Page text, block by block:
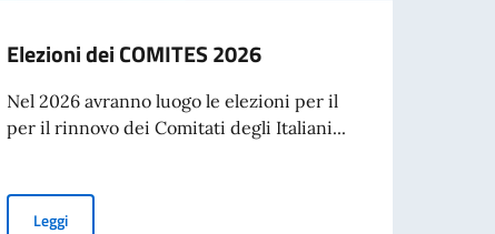
Elezioni dei COMITES 2026
Nel 2026 avranno luogo le elezioni per il
per il rinnovo dei Comitati degli Italiani...
LeggiElezioni dei COMITES 2026